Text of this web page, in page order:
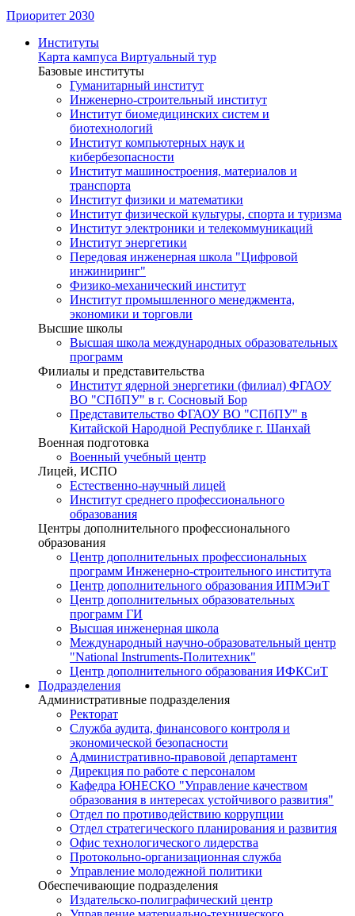
Приоритет 2030
Институты
Карта кампуса Виртуальный тур
Базовые институты
Гуманитарный институт
Инженерно-строительный институт
Институт биомедицинских систем и
биотехнологий
Институт компьютерных наук и
кибербезопасности
Институт машиностроения, материалов и
транспорта
Институт физики и математики
Институт физической культуры, спорта и туризма
Институт электроники и телекоммуникаций
Институт энергетики
Передовая инженерная школа "Цифровой
инжиниринг"
Физико-механический институт
Институт промышленного менеджмента,
экономики и торговли
Высшие школы
Высшая школа международных образовательных
программ
Филиалы и представительства
Институт ядерной энергетики (филиал) ФГАОУ
ВО "СПбПУ" в г. Сосновый Бор
Представительство ФГАОУ ВО "СПбПУ" в
Китайской Народной Республике г. Шанхай
Военная подготовка
Военный учебный центр
Лицей, ИСПО
Естественно-научный лицей
Институт среднего профессионального
образования
Центры дополнительного профессионального
образования
Центр дополнительных профессиональных
программ Инженерно-строительного института
Центр дополнительного образования ИПМЭиТ
Центр дополнительных образовательных
программ ГИ
Высшая инженерная школа
Международный научно-образовательный центр
"National Instruments-Политехник"
Центр дополнительного образования ИФКСиТ
Подразделения
Административные подразделения
Ректорат
Служба аудита, финансового контроля и
экономической безопасности
Административно-правовой департамент
Дирекция по работе с персоналом
Кафедра ЮНЕСКО "Управление качеством
образования в интересах устойчивого развития"
Отдел по противодействию коррупции
Отдел стратегического планирования и развития
Офис технологического лидерства
Протокольно-организационная служба
Управление молодежной политики
Обеспечивающие подразделения
Издательско-полиграфический центр